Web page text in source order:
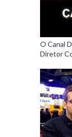
O Canal
Diretor